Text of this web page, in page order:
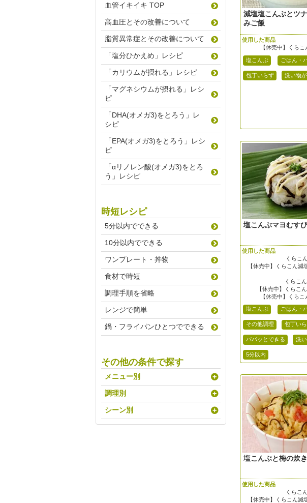
減塩塩こんぶとツ
みご飯
使用した商品
【休売中】くら
塩こんぶ ごはん・
包丁いらず 洗い物
塩こんぶマヨむす
使用した商品
くらこ
【休売中】くらこん減
くらこ
【休売中】くらこ
【休売中】くら
塩こんぶ ごはん・
その他調理 包丁い
パパッとできる 洗
5分以内
塩こんぶと梅の炊
使用した商品
くらこ
【休売中】くらこん減
血管イキイキ TOP
高血圧とその改善について
脂質異常症とその改善について
「塩分ひかえめ」レシピ
「カリウムが摂れる」レシピ
「マグネシウムが摂れる」レシ
ピ
「DHA(オメガ3)をとろう」レ
シピ
「EPA(オメガ3)をとろう」レシ
ピ
「αリノレン酸(オメガ3)をとろ
う」レシピ
時短レシピ
5分以内でできる
10分以内でできる
ワンプレート・丼物
食材で時短
調理手順を省略
レンジで簡単
鍋・フライパンひとつでできる
その他の条件で探す
メニュー別
調理別
シーン別